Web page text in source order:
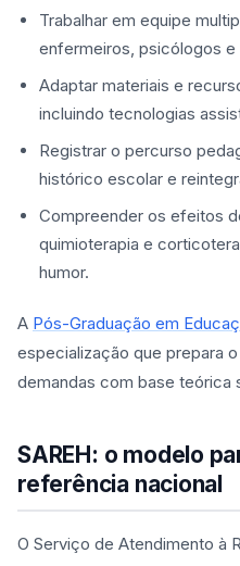
Trabalhar em equipe
enfermeiros, psicólogos
Adaptar materiais e
incluindo tecnologias
Registrar o percurso
histórico escolar e
Compreender os efeitos
quimioterapia e
humor.
A Pós-Graduação em
especialização que prepara
demandas com base teórica
SAREH: o modelo
referência nacional
O Serviço de Atendimento à